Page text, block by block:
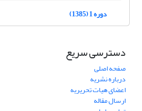
دوره 1 (1385)
دسترسی سریع
صفحه اصلی
درباره نشریه
اعضای هیات تحریریه
ارسال مقاله